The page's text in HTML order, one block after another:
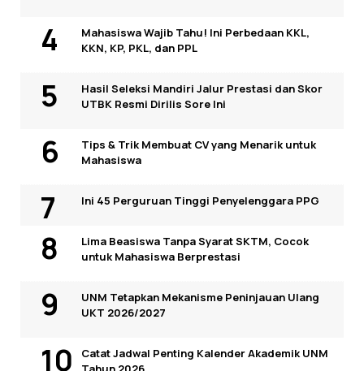
Mahasiswa Wajib Tahu! Ini Perbedaan KKL,
KKN, KP, PKL, dan PPL
Hasil Seleksi Mandiri Jalur Prestasi dan Skor
UTBK Resmi Dirilis Sore Ini
Tips & Trik Membuat CV yang Menarik untuk
Mahasiswa
Ini 45 Perguruan Tinggi Penyelenggara PPG
Lima Beasiswa Tanpa Syarat SKTM, Cocok
untuk Mahasiswa Berprestasi
UNM Tetapkan Mekanisme Peninjauan Ulang
UKT 2026/2027
Catat Jadwal Penting Kalender Akademik UNM